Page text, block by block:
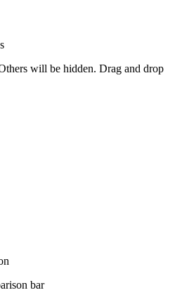
will be hidden. Drag and drop
bar